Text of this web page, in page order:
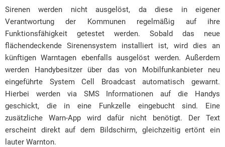
Sirenen werden nicht ausgelöst, da diese in eigener
Verantwortung der Kommunen regelmäßig auf ihre
Funktionsfähigkeit getestet werden. Sobald das neue
flächendeckende Sirenensystem installiert ist, wird dies an
künftigen Warntagen ebenfalls ausgelöst werden. Außerdem
werden Handybesitzer über das von Mobilfunkanbieter neu
eingeführte System Cell Broadcast automatisch gewarnt.
Hierbei werden via SMS Informationen auf die Handys
geschickt, die in eine Funkzelle eingebucht sind. Eine
zusätzliche Warn-App wird dafür nicht benötigt. Der Text
erscheint direkt auf dem Bildschirm, gleichzeitig ertönt ein
lauter Warnton.